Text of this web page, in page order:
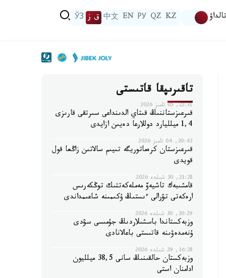
تالداۋ KZ
QZ
РУ
EN
中文 ق ز ЎЗ
تاقىرىپقا قاتىستى
22:31, 05 تامىز 2026
قىرعىزستاننىڭ قىتاي الدىنداعى سىرتقى قارىزى
1,4 ميلليارد دوللارعا دەيىن ازايدى
20:43, 04 تامىز 2026
قىرعىزستان كرەماتوريگە تىيىم سالاتىن زاڭعا قول
قويدى
21:28, 30 شىلدە 2026
قامشىبەك تاشيەۆ مەملەكەتتىك توڭكەرىس
ارەكەتى تۋرالى ءىستىڭ ۇكىمىنە شاعىمداندى
20:29, 30 شىلدە 2026
وزبەكستاندا باسشىلاردىڭ جۇمىسى سۋدى
ۇنەمدەۋىنە قاتىستى باعالانادى
16:28, 29 شىلدە 2026
وزبەكستان حالقىنىڭ سانى 38,5 ميلليون
ادامنان استى